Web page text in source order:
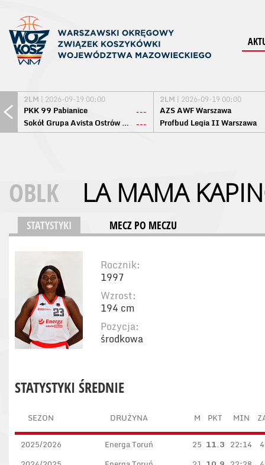
2LM | 2026-09-19 00:00
PKK 99 Pabianice
---
Sokół Grupa Avista Ostrów Maz. ---
2LM | 2026-09-19 00:00
AZS AWF Warszawa
Profbud Legia II Warszawa
OBLK LA MAMA
STATYSTYKI MECZ PO MECZU
Rocznik:
1997
Wzrost:
194 cm
Pozycja:
środkowa
STATYSTYKI ŚREDNIE
SEZON DRUŻYNA M PKT MIN
2025/2026 Energa Toruń 25 11.3 22:14